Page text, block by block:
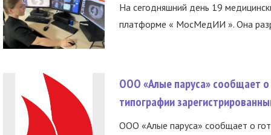
На сегодняшний день 19
платформе « МосМедИИ ». Она
ООО «Алые паруса» сообщает о
типографии
ООО «Алые паруса» сообщает о